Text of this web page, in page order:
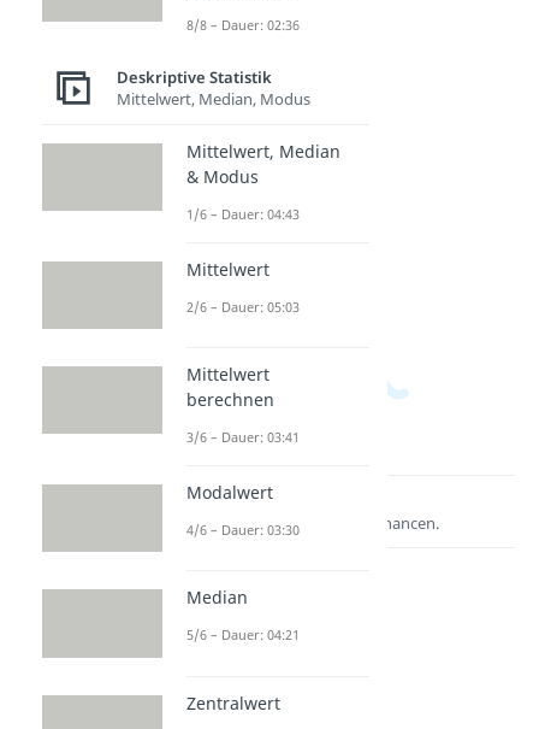
Lernen lohnt sich!
Entdecke hier deine Chancen.
8/8 – Dauer: 02:36
Deskriptive Statistik
Mittelwert, Median, Modus
Mittelwert, Median
& Modus
1/6 – Dauer: 04:43
Mittelwert
2/6 – Dauer: 05:03
Mittelwert
berechnen
3/6 – Dauer: 03:41
Modalwert
4/6 – Dauer: 03:30
Median
5/6 – Dauer: 04:21
Zentralwert